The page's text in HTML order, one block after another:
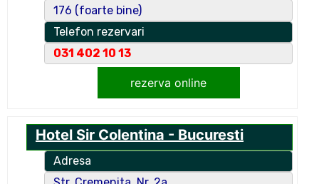
176 (foarte bine)
Telefon rezervari
031 402 10 13
rezerva online
Hotel Sir Colentina - Bucuresti
Adresa